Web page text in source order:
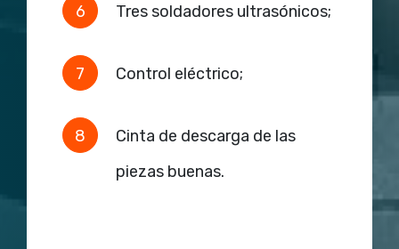
Tres soldadores ultrasónicos;
Control eléctrico;
Cinta de descarga de las
piezas buenas.